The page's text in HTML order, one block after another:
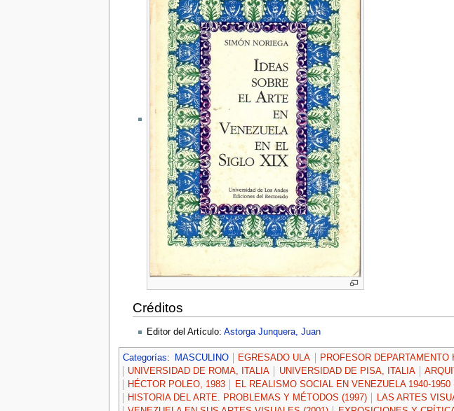
Créditos
Editor del Artículo:Astorga Junquera, Juan
Categorías: MASCULINO EGRESADO ULA PROFESOR
UNIVERSIDAD DE ROMA, ITALIA
UNIVERSIDAD DE PISA, ITALIA
HÉCTOR POLEO, 1983
EL REALISMO SOCIAL EN VENEZUELA 1940-1950
HISTORIA DEL ARTE. PROBLEMAS Y MÉTODOS (1997)
LAS ARTES